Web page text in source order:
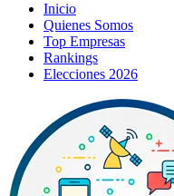
Inicio
Quienes Somos
Top Empresas
Rankings
Elecciones 2026